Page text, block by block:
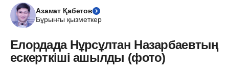
Азамат Қабетов
Бұрынғы қызметкер
Елордада Нұрсұлтан Назарбаевтың
ескерткіші ашылды (фото)